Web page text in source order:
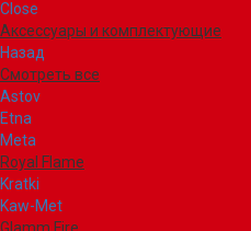
Close
Аксессуары и комплектующие
Назад
Смотреть все
Astov
Etna
Meta
Royal Flame
Kratki
Kaw-Met